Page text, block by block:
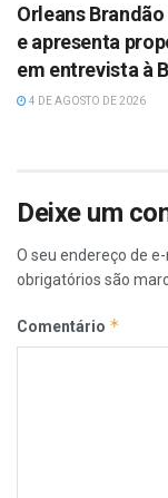
Orleans
e apresenta
em entrevista à
4 DE AGOSTO DE 2026
Deixe um
O seu endereço de
obrigatórios são
Comentário *